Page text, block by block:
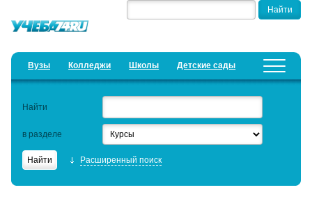
Вузы Колледжи Школы Детские сады
Добавить уч. заведение Предложить новость
Найти
в разделе
Расширенный поиск